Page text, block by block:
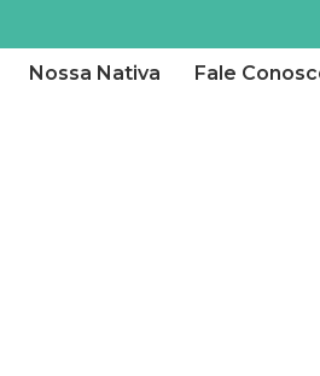
Nossa Nativa Fale